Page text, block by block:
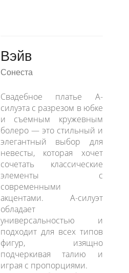
Вэйв
Сонеста
Свадебное платье А-
силуэта с разрезом в юбке
и съемным кружевным
болеро — это стильный и
элегантный выбор для
невесты, которая хочет
сочетать классические
элементы с
современными
акцентами. А-силуэт
обладает
универсальностью и
подходит для всех типов
фигур, изящно
подчеркивая талию и
играя с пропорциями.